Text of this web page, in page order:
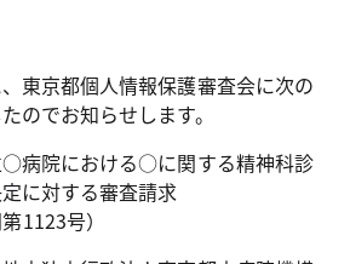
東京都個人情報保護審査会に次の
のでお知らせします。
○病院における○に関する精神科診
に対する審査請求
号）